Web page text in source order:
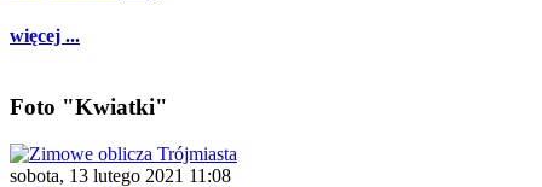
więcej ...
Foto "Kwiatki"
sobota, 13 lutego 2021 11:08